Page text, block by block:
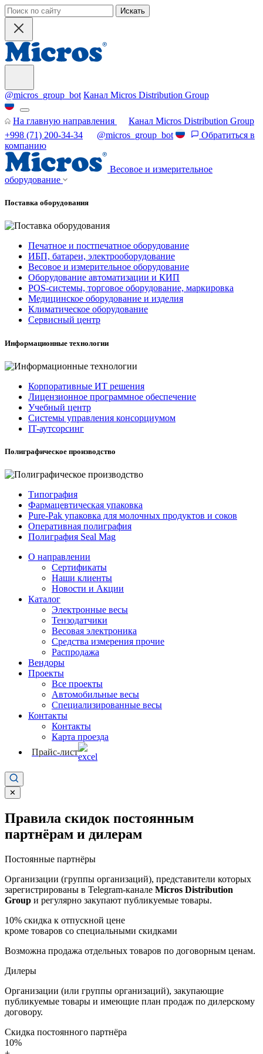
Искать
@micros_group_bot Канал Micros Distribution Group
На главную направления
Канал Micros Distribution Group
+998 (71) 200-34-34
@micros_group_bot
Обратиться в
компанию
Весовое и измерительное
оборудование
Поставка оборудования
Печатное и постпечатное оборудование
ИБП, батареи, электрооборудование
Весовое и измерительное оборудование
Оборудование автоматизации и КИП
POS-системы, торговое оборудование, маркировка
Медицинское оборудование и изделия
Климатическое оборудование
Сервисный центр
Информационные технологии
Корпоративные ИТ решения
Лицензионное программное обеспечение
Учебный центр
Системы управления консорциумом
IT-аутсорсинг
Полиграфическое производство
Типография
Фармацевтическая упаковка
Pure-Pak упаковка для молочных продуктов и соков
Оперативная полиграфия
Полиграфия Seal Mag
О направлении
Сертификаты
Наши клиенты
Новости и Акции
Каталог
Электронные весы
Тензодатчики
Весовая электроника
Средства измерения прочие
Распродажа
Вендоры
Проекты
Все проекты
Автомобильные весы
Специализированные весы
Контакты
Контакты
Карта проезда
Прайс-лист
✕
Правила скидок постоянным
партнёрам и дилерам
Постоянные партнёры
Организации (группы организаций), представители которых
зарегистрированы в Telegram-канале Micros Distribution
Group и регулярно закупают публикуемые товары.
10% скидка к отпускной цене
кроме товаров со специальными скидками
Возможна продажа отдельных товаров по договорным ценам.
Дилеры
Организации (или группы организаций), закупающие
публикуемые товары и имеющие план продаж по дилерскому
договору.
Скидка постоянного партнёра
10%